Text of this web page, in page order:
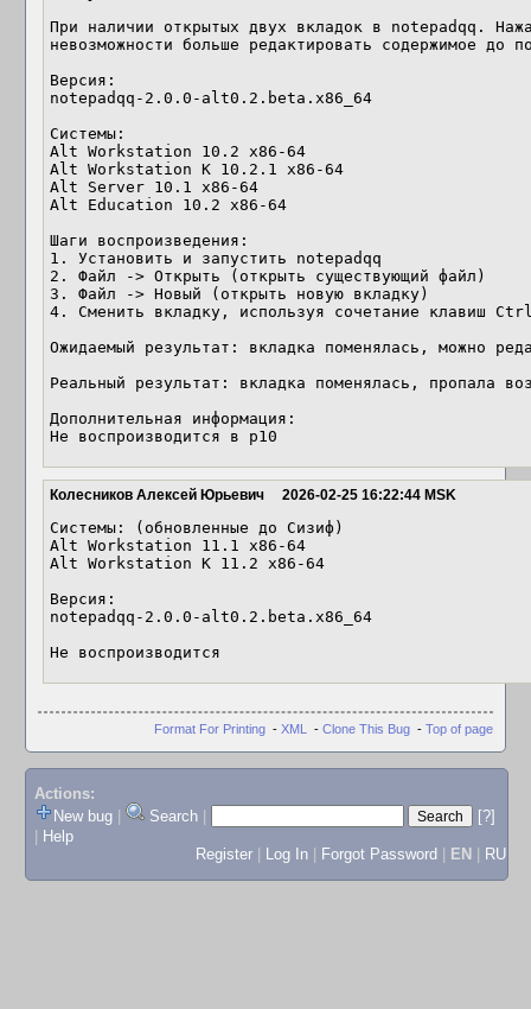
При наличии открытых двух вкладок в notepadqq.
невозможности больше редактировать содержимое до
Версия:
notepadqq-2.0.0-alt0.2.beta.x86_64
Системы:
Alt Workstation 10.2 x86-64
Alt Workstation K 10.2.1 x86-64
Alt Server 10.1 x86-64
Alt Education 10.2 x86-64
Шаги воспроизведения:
1. Установить и запустить notepadqq
2. Файл -> Открыть (открыть существующий файл)
3. Файл -> Новый (открыть новую вкладку)
4. Сменить вкладку, используя сочетание клавиш
Ожидаемый результат: вкладка поменялась, можно
Реальный результат: вкладка поменялась, пропала
Дополнительная информация:
Не воспроизводится в p10
Колесников Алексей Юрьевич 2026-02-25 16:22:44 MSK
Системы: (обновленные до Сизиф)
Alt Workstation 11.1 x86-64
Alt Workstation K 11.2 x86-64
Версия:
notepadqq-2.0.0-alt0.2.beta.x86_64
Не воспроизводится
Format For Printing - XML - Clone This Bug - Top of page
Actions:
New bug
Search
[?]
Help
Register
Log In Forgot Password EN RU